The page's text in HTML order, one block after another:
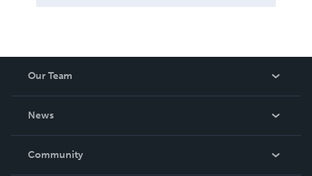
Our Team
News
In The News
Community